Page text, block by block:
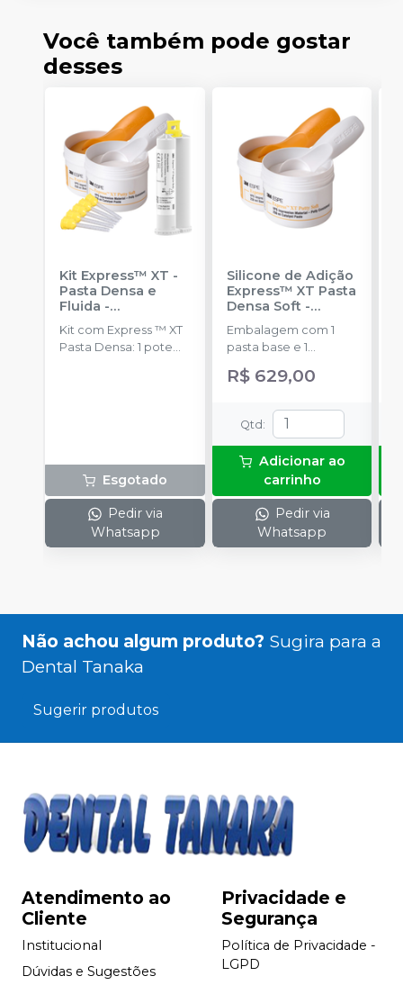
Você também pode gostar
desses
Kit Express™ XT -
Pasta Densa e
Fluida -
SOLVENTUM
Kit com Express ™ XT
Pasta Densa: 1 pote
ou Média Viscosidade:
1 cartucho (50 ml); 10
Pontas Misturadoras
Amarelas
Esgotado
Pedir via
Whatsapp
Silicone de Adição
Express™ XT Pasta
Densa Soft -
Reposição
SOLVENTUM
Embalagem com 1
pasta base e 1
cada)+ 2 colheres.
R$ 629,00
Qtd:
Adicionar ao
carrinho
Pedir via
Whatsapp
Não achou algum produto? Sugira para a
Dental Tanaka
Sugerir produtos
Atendimento ao
Cliente
Institucional
Dúvidas e Sugestões
Privacidade e
Segurança
Política de Privacidade -
LGPD